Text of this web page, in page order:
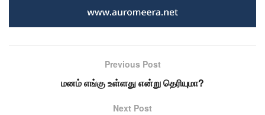
Previous Post
மனம் எங்கு உள்ளது என்று தெரியுமா?
Next Post